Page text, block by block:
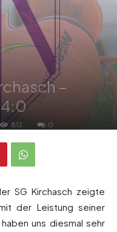
–
812 0
SG Kirchasch zeigte
der Leistung seiner
uns diesmal sehr